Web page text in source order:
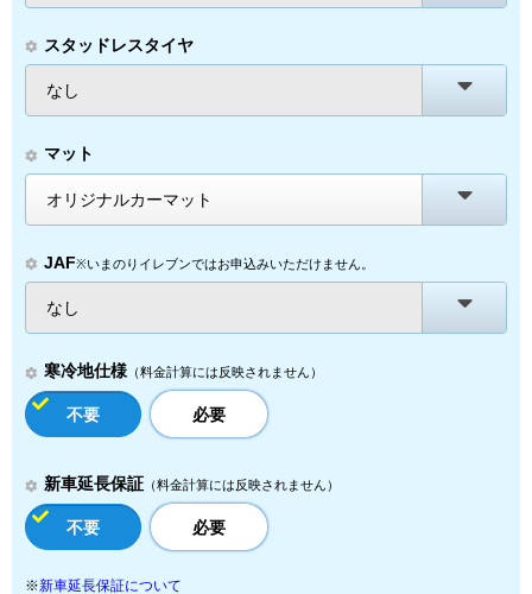
スタッドレスタイヤ
なし
マット
オリジナルカーマット
JAF※いまのりイレブンではお申込みいただけません。
なし
寒冷地仕様（料金計算には反映されません）
不要 必要
新車延長保証（料金計算には反映されません）
不要 必要
※新車延長保証について